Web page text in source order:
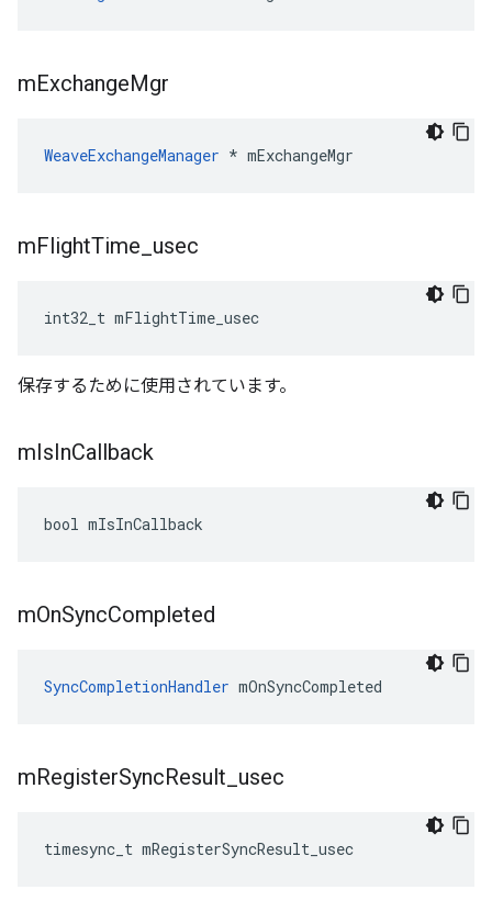
mExchangeMgr
WeaveExchangeManager * mExchangeMgr
mFlightTime usec
int32_t mFlightTime_usec
保存するために使用されています。
mIsInCallback
bool mIsInCallback
mOnSyncCompleted
SyncCompletionHandler mOnSyncCompleted
mRegisterSyncResult usec
timesync_t mRegisterSyncResult_usec